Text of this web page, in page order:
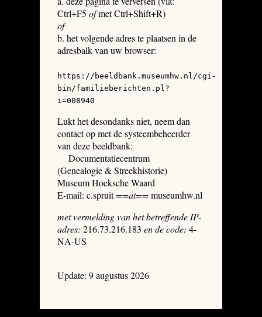
Ctrl+F5 ofmet Ctrl+Shift+R)
of
b. het volgende adres te plaatsen in de
adresbalk van uw browser:
https://beeldbank.museumhw.nl/cgi-
bin/familieberichten.pl?
i=008940
Lukt het desondanks niet, neem dan
contact op met de systeembeheerder
van deze beeldbank:
Documentatiecentrum
(Genealogie & Streekhistorie)
Museum Hoeksche Waard
E-mail: c.spruit==at==museumhw.nl
met vermelding van het betreffende IP-
adres: 216.73.216.183 en de code: 4-
NA-US
Update: 9 augustus 2026